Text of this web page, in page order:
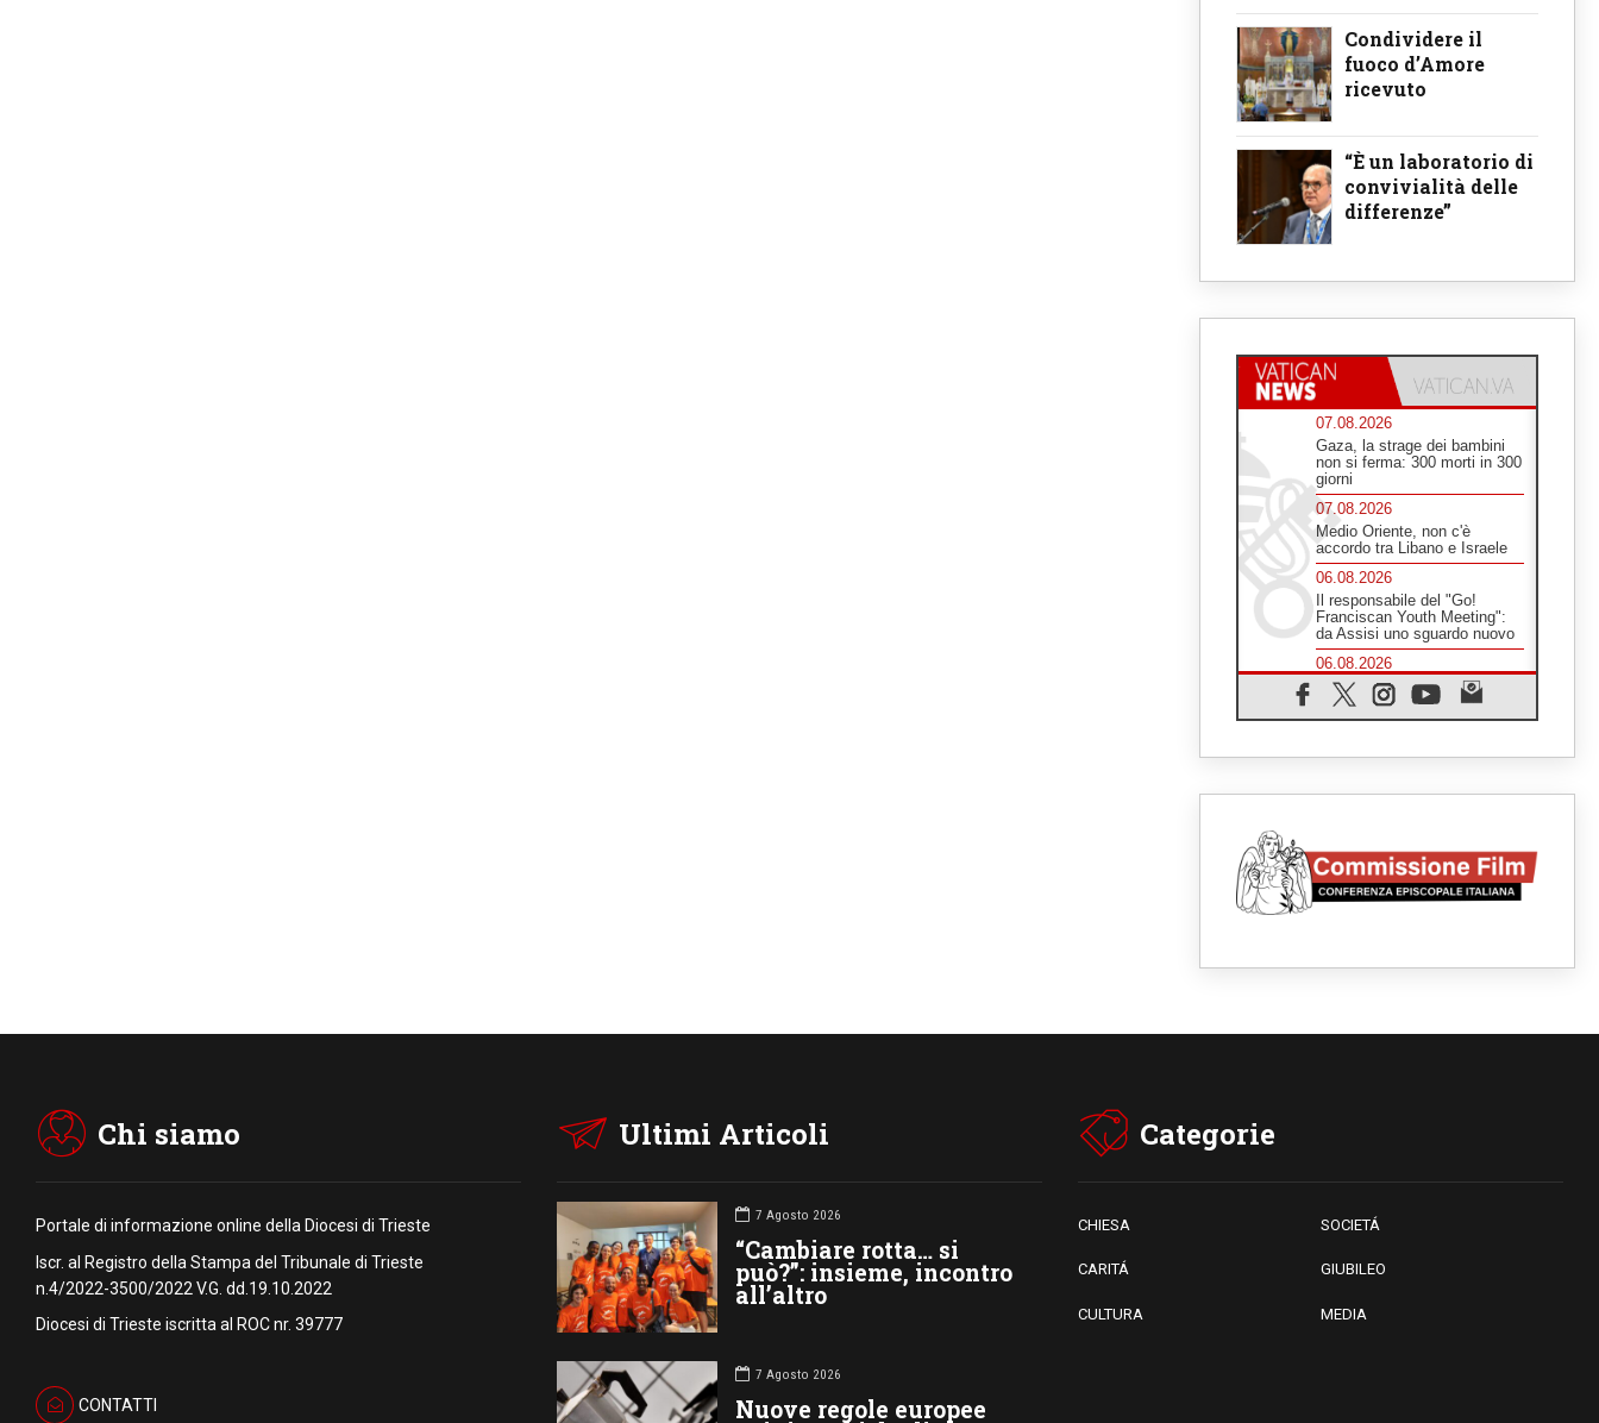
Condividere il
fuoco d’Amore
ricevuto
“È un laboratorio di
convivialità delle
differenze”
07.08.2026
Gaza, la strage dei bambini
non si ferma: 300 morti in 300
giorni
07.08.2026
Medio Oriente, non c'è
accordo tra Libano e Israele
06.08.2026
Il responsabile del "Go!
Franciscan Youth Meeting":
da Assisi uno sguardo nuovo
06.08.2026
In un minuto la visita di Papa
Leone XIV ad Assisi
È morto Francesco Guccini,
la grande festa del Papa e dei
giovani ad Assisi
06.08.2026
06.08.2026
bomba resta alto il richiamo al
Chi siamo
Portale di informazione online della Diocesi di Trieste
Iscr. al Registro della Stampa del Tribunale di Trieste
n.4/2022-3500/2022 V.G. dd.19.10.2022
Diocesi di Trieste iscritta al ROC nr. 39777
CONTATTI
Ultimi Articoli
7 Agosto 2026
“Cambiare rotta… si
può?”: insieme, incontro
all’altro
7 Agosto 2026
Nuove regole europee
Categorie
CHIESA SOCIETÁ
CARITÁ GIUBILEO
CULTURA MEDIA